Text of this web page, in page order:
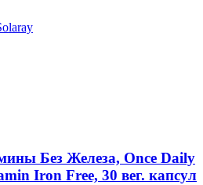
Без Железа, Once Daily
Iron Free, 30 вег. капсул